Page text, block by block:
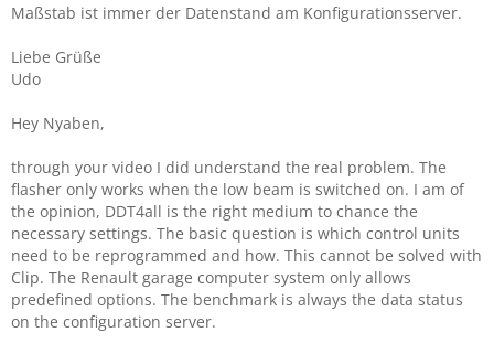
Maßstab ist immer der Datenstand am Konfigurationsserver.
Liebe Grüße
Udo
Hey Nyaben,
through your video I did understand the real problem. The
flasher only works when the low beam is switched on. I am of
the opinion, DDT4all is the right medium to chance the
necessary settings. The basic question is which control units
need to be reprogrammed and how. This cannot be solved with
Clip. The Renault garage computer system only allows
predefined options. The benchmark is always the data status
on the configuration server.